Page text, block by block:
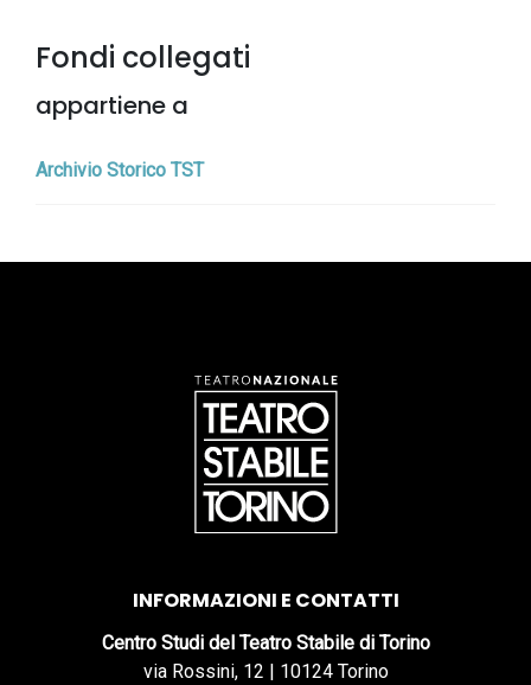
Fondi collegati
appartiene a
Archivio Storico TST
INFORMAZIONI E CONTATTI
Centro Studi del Teatro Stabile di Torino
via Rossini, 12 | 10124 Torino